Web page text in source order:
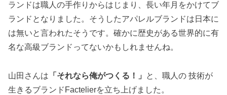
ランドは職人の手作りからはじまり、長い年月をかけてブ
ランドとなりました。そうしたアパレルブランドは日本に
は無いと言われたそうです。確かに歴史がある世界的に有
名な高級ブランドってないかもしれませんね。
山田さんは 「それなら俺がつくる！」
と、職人の 技術が
生きるブランドFactelierを立ち上げました。